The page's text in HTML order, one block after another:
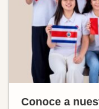
Conoce a